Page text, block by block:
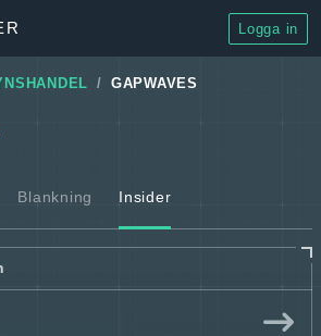
Logga in
GAPWAVES
Blankning Insider